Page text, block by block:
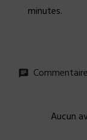
minutes.
Aucun